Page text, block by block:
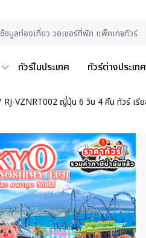
ทัวร์ในประเทศ ทัวร์ต่างประเทศ
RJ-VZNRT002 ญี่ปุ่น 6 วัน 4 คืน ทัวร์ เรี